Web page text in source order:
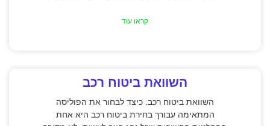
קראו עוד
השוואת ביטוח רכב
השוואת ביטוח רכב: כיצד לבחור את הפוליסה
המתאימה עבורך בחירת ביטוח רכב היא אחת